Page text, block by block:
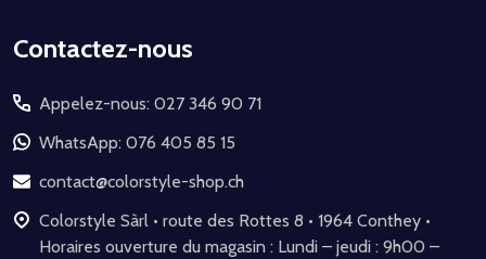
Début
pied
de
page
Contactez-nous
Appelez-nous: 027 346 90 71
WhatsApp: 076 405 85 15
contact@colorstyle-shop.ch
Colorstyle Sàrl • route des Rottes 8 • 1964 Conthey •
Horaires ouverture du magasin : Lundi – jeudi : 9h00 –